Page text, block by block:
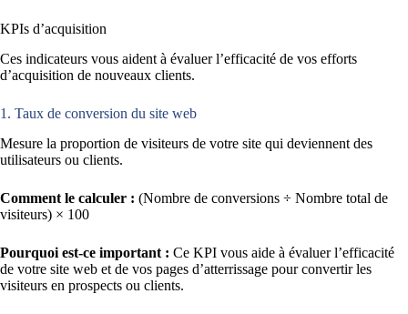
KPIs d’acquisition
Ces indicateurs vous aident à évaluer l’efficacité de vos efforts
d’acquisition de nouveaux clients.
1. Taux de conversion du site web
Mesure la proportion de visiteurs de votre site qui deviennent des
utilisateurs ou clients.
Comment le calculer : (Nombre de conversions ÷ Nombre total de
visiteurs) × 100
Pourquoi est-ce important : Ce KPI vous aide à évaluer l’efficacité
de votre site web et de vos pages d’atterrissage pour convertir les
visiteurs en prospects ou clients.